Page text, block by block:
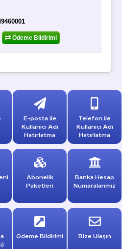
Ödeme Bildirimi
E-posta ile
Kullanıcı Adı
Hatırlatma
Telefon ile
Kullanıcı Adı
Hatırlatma
Abonelik
Paketleri
Banka Hesap
Numaralarımız
Ödeme Bildirimi Bize Ulaşın